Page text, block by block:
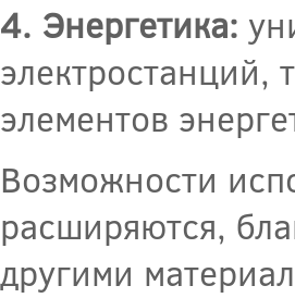
4. Энергетика:
электростанций,
элементов
Возможности
расширяются,
другими